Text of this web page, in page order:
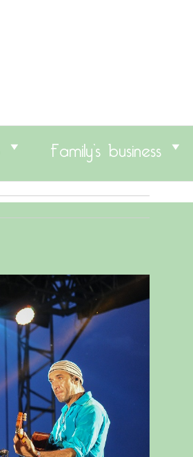
Family’s business